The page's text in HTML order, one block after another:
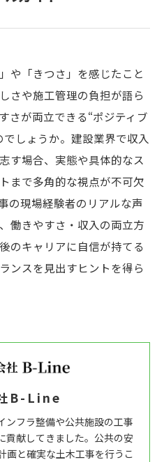
や「きつさ」を感じたこと
さや施工管理の負担が語ら
さが両立できる“ポジティブ
しょうか。建設業界で収入
す場合、実態や具体的なス
まで多角的な視点が不可欠
の現場経験者のリアルな声
働きやすさ・収入の両立方
のキャリアに自信が持てる
ンスを見出すヒントを得ら
B-Line
ンフラ整備や公共施設の工事
貢献してきました。公共の安
画と確実な土木工事を行うこ